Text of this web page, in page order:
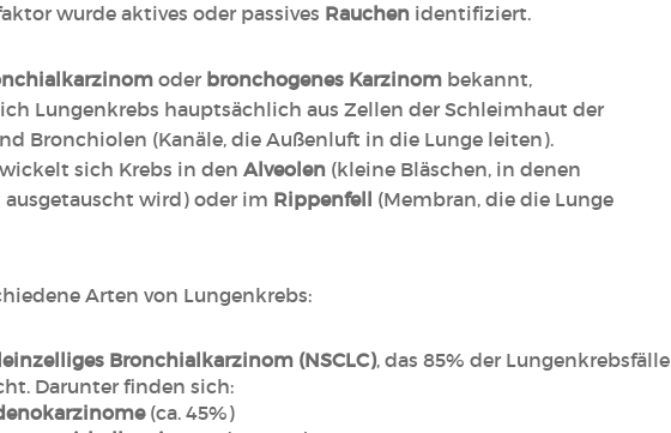
wurde aktives oder passives Rauchen identifiziert.
oder bronchogenes Karzinom bekannt,
Lungenkrebs hauptsächlich aus Zellen der Schleimhaut der
Bronchiolen (Kanäle, die Außenluft in die Lunge leiten).
sich Krebs in den Alveolen (kleine Bläschen, in denen
ausgetauscht wird) oder im Rippenfell (Membran, die die Lunge
Arten von Lungenkrebs:
Bronchialkarzinom (NSCLC), das 85% der Lungenkrebsfälle
Darunter finden sich:
(ca. 45%)